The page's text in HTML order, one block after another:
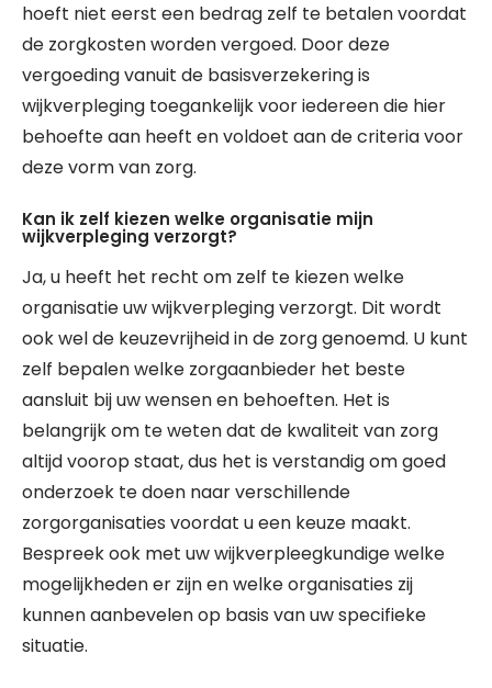
hoeft niet eerst een bedrag zelf te betalen voordat
de zorgkosten worden vergoed. Door deze
vergoeding vanuit de basisverzekering is
wijkverpleging toegankelijk voor iedereen die hier
behoefte aan heeft en voldoet aan de criteria voor
deze vorm van zorg.
Kan ik zelf kiezen welke organisatie mijn
wijkverpleging verzorgt?
Ja, u heeft het recht om zelf te kiezen welke
organisatie uw wijkverpleging verzorgt. Dit wordt
ook wel de keuzevrijheid in de zorg genoemd. U kunt
zelf bepalen welke zorgaanbieder het beste
aansluit bij uw wensen en behoeften. Het is
belangrijk om te weten dat de kwaliteit van zorg
altijd voorop staat, dus het is verstandig om goed
onderzoek te doen naar verschillende
zorgorganisaties voordat u een keuze maakt.
Bespreek ook met uw wijkverpleegkundige welke
mogelijkheden er zijn en welke organisaties zij
kunnen aanbevelen op basis van uw specifieke
situatie.